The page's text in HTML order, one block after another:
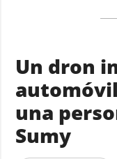
Un dron
una
Sumy